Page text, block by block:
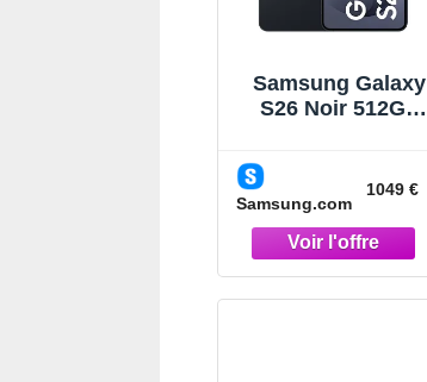
Samsung Galaxy
S26 Noir 512Go
Samsung.com
1049 €